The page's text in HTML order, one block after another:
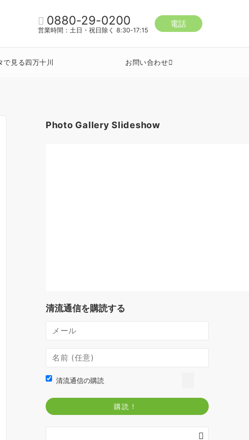
0880-29-0200
営業時間：土日・祝日除く 8:30-17:15
電話
で見る四万十川 お問い合わせ
Photo Gallery Slideshow
清流通信を購読する
清流通信の購読